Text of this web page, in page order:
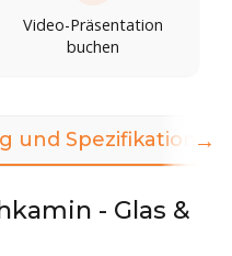
Video-Präsentation
buchen
und Spezifikationen
- Glas &
→